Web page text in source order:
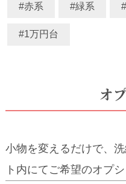
#赤系 #緑系
#1万円台
オ
小物を変えるだけで、
ト内にてご希望のオプ